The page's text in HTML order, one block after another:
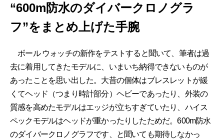
“600m防水のダイバークロノグラ
フ”をまとめ上げた手腕
ボール ウォッチの新作をテストすると聞いて、筆者は過
去に着用してきたモデルに、いまいち納得できないものが
あったことを思い出した。大昔の個体はブレスレットが緩
くてヘッド（つまり時計部分）ヘビーであったり、外装の
質感を高めたモデルはエッジが立ちすぎていたり、ハイス
ペックモデルはヘッドが重かったりしたためだ。600m防水
のダイバークロノグラフです、と聞いても期待しなかっ